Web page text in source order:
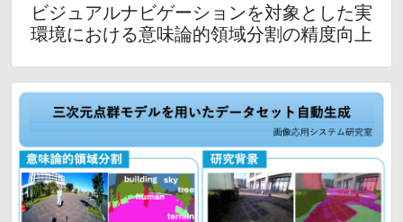
ビジュアルナビゲーションを対象とした実
環境における意味論的領域分割の精度向上